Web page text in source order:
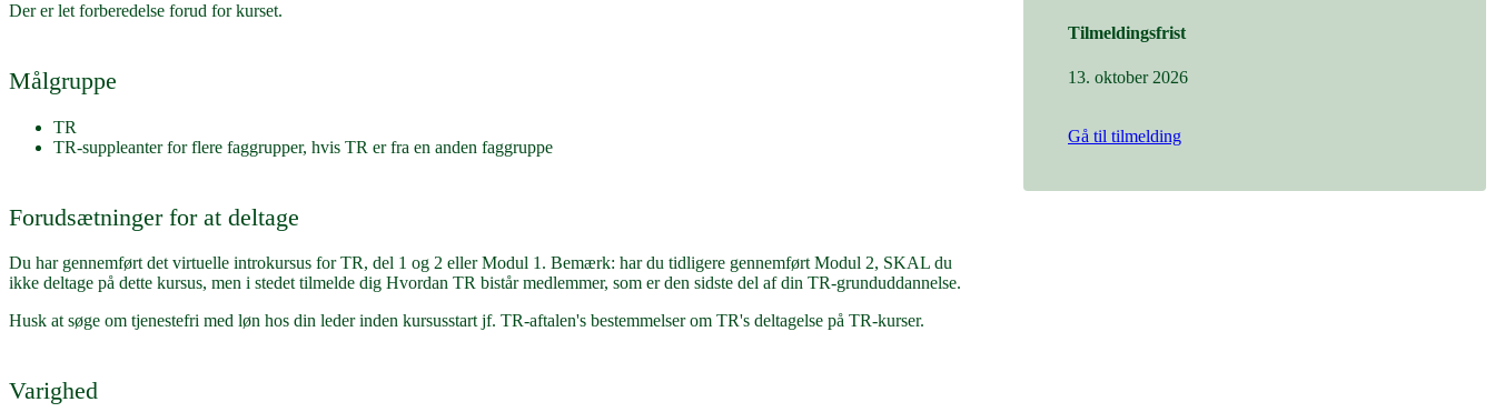
Tilmeldingsfrist
13. oktober 2026
Gå til tilmelding
Der er let forberedelse forud for kurset.
Målgruppe
TR
TR-suppleanter for flere faggrupper, hvis TR er fra en anden faggruppe
Forudsætninger for at deltage
Du har gennemført det virtuelle introkursus for TR, del 1 og 2 eller Modul 1. Bemærk: har du tidligere gennemført Modul 2, SKAL du
ikke deltage på dette kursus, men i stedet tilmelde dig Hvordan TR bistår medlemmer, som er den sidste del af din TR-grunduddannelse.
Husk at søge om tjenestefri med løn hos din leder inden kursusstart jf. TR-aftalen's bestemmelser om TR's deltagelse på TR-kurser.
Varighed